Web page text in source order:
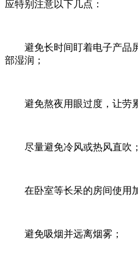
应特别注意以下几点：
避免长时间盯着电子产品
部湿润；
避免熬夜用眼过度，让劳累
尽量避免冷风或热风直吹；
在卧室等长呆的房间使用加
避免吸烟并远离烟雾；